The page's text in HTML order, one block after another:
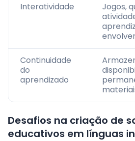
Interatividade
Jogos,
Continuidade
do
aprendizado
Desafios na criação de
educativos em línguas